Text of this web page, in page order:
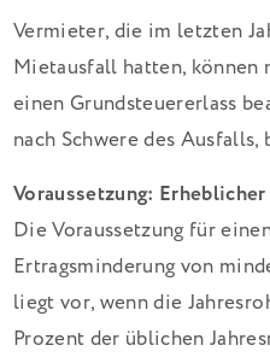
Vermieter, die im letzten
Mietausfall hatten, können
einen Grundsteuererlass
nach Schwere des Ausfalls,
Voraussetzung:
Die Voraussetzung für
Ertragsminderung von
liegt vor, wenn die
Prozent der üblichen